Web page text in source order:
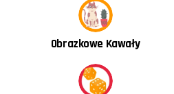
Obrazkowe Kawały